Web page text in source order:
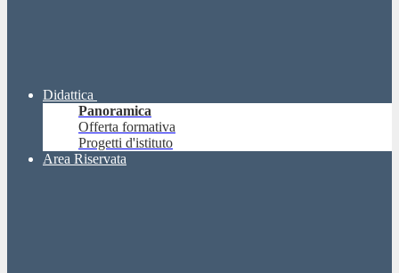
Didattica
Panoramica
Offerta formativa
Progetti d'istituto
Area Riservata